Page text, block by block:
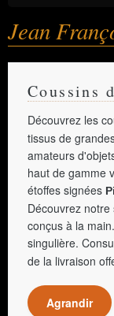
Jean
Coussins
Découvrez les
tissus de
amateurs
haut de gamme
étoffes signées
Découvrez
conçus à la
singulière.
de la livraison
Agrandir